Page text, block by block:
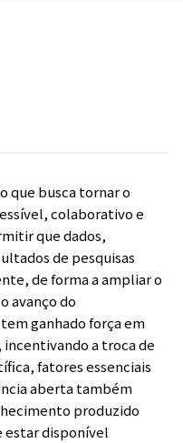
que busca tornar o
colaborativo e
que dados,
de pesquisas
de forma a ampliar o
avanço do
ganhado força em
a troca de
fatores essenciais
aberta também
produzido
estar disponível